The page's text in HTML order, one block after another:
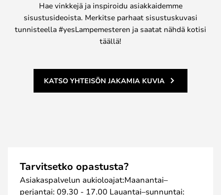
Hae vinkkejä ja inspiroidu asiakkaidemme
sisustusideoista. Merkitse parhaat sisustuskuvasi
tunnisteella #yesLampemesteren ja saatat nähdä kotisi
täällä!
KATSO YHTEISÖN JAKAMIA KUVIA
Tarvitsetko opastusta?
Asiakaspalvelun aukioloajat:Maanantai–
perjantai: 09.30 - 17.00 Lauantai–sunnuntai: